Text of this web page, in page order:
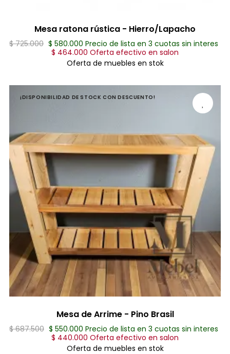
Mesa ratona rústica - Hierro/Lapacho
$ 725.000 $ 580.000 Precio de lista en 3 cuotas sin interes
$ 464.000 Oferta efectivo en salon
Oferta de muebles en stok
¡DISPONIBILIDAD DE STOCK CON DESCUENTO!
Mesa de Arrime - Pino Brasil
$ 687.500 $ 550.000 Precio de lista en 3 cuotas sin interes
$ 440.000 Oferta efectivo en salon
Oferta de muebles en stok